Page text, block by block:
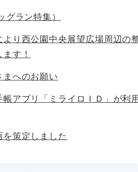
グラン特集）
り西公園中央展望広場周辺の
す！
へのお願い
アプリ「ミライロＩＤ」が利
策定しました